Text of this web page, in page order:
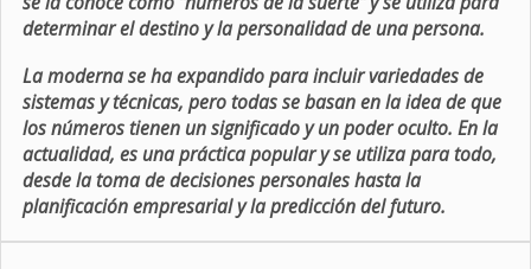
determinar el destino y la personalidad de una persona.
La moderna se ha expandido para incluir variedades de
sistemas y técnicas, pero todas se basan en la idea de que
los números tienen un significado y un poder oculto. En la
actualidad, es una práctica popular y se utiliza para todo,
desde la toma de decisiones personales hasta la
planificación empresarial y la predicción del futuro.